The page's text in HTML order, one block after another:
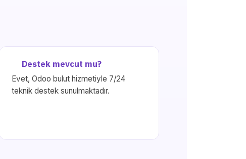
Destek mevcut mu?
Evet, Odoo bulut hizmetiyle 7/24
teknik destek sunulmaktadır.